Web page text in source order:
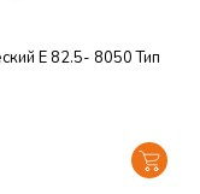
E 82.5- 8050 Тип